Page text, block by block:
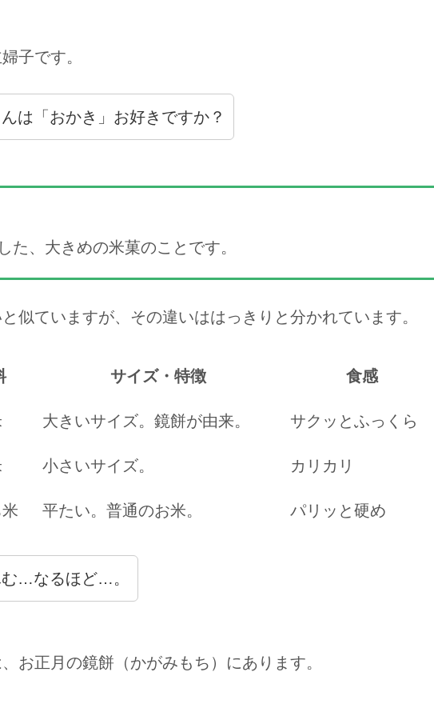
子です。
は「おかき」お好きですか？
た、大きめの米菓のことです。
似ていますが、その違いははっきりと分かれています。
サイズ・特徴 食感
大きいサイズ。鏡餅が由来。 サクッとふっくら
小さいサイズ。 カリカリ
平たい。普通のお米。 パリッと硬め
…なるほど…。
お正月の鏡餅（かがみもち）にあります。